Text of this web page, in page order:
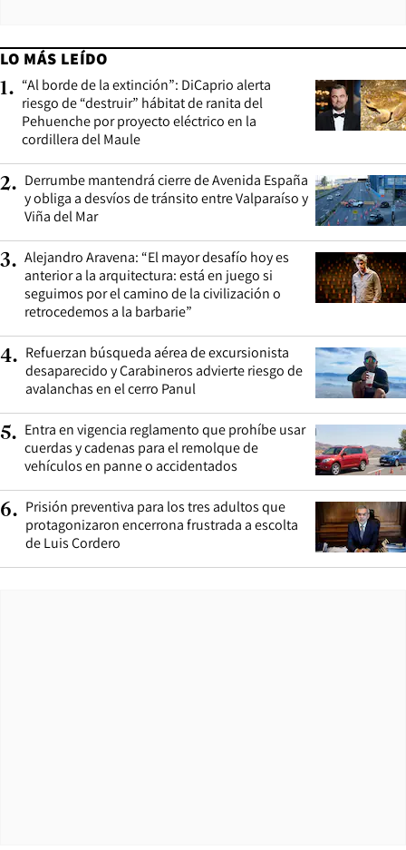
LO MÁS LEÍDO
1. “Al borde de la extinción”: DiCaprio alerta
riesgo de “destruir” hábitat de ranita del
Pehuenche por proyecto eléctrico en la
cordillera del Maule
2. Derrumbe mantendrá cierre de Avenida España
y obliga a desvíos de tránsito entre Valparaíso y
Viña del Mar
3. Alejandro Aravena: “El mayor desafío hoy es
anterior a la arquitectura: está en juego si
seguimos por el camino de la civilización o
retrocedemos a la barbarie”
4. Refuerzan búsqueda aérea de excursionista
desaparecido y Carabineros advierte riesgo de
avalanchas en el cerro Panul
5. Entra en vigencia reglamento que prohíbe usar
cuerdas y cadenas para el remolque de
vehículos en panne o accidentados
6. Prisión preventiva para los tres adultos que
protagonizaron encerrona frustrada a escolta
de Luis Cordero